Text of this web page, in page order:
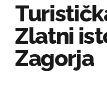
Zlatni
Zagorja